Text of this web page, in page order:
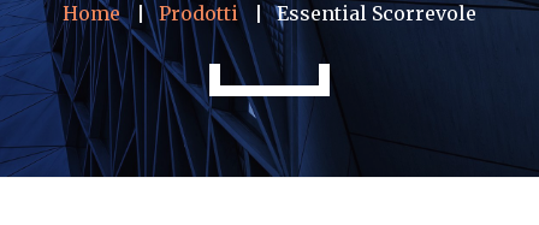
Home Prodotti Essential Scorrevole